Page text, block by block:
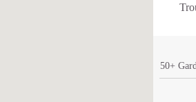
50+